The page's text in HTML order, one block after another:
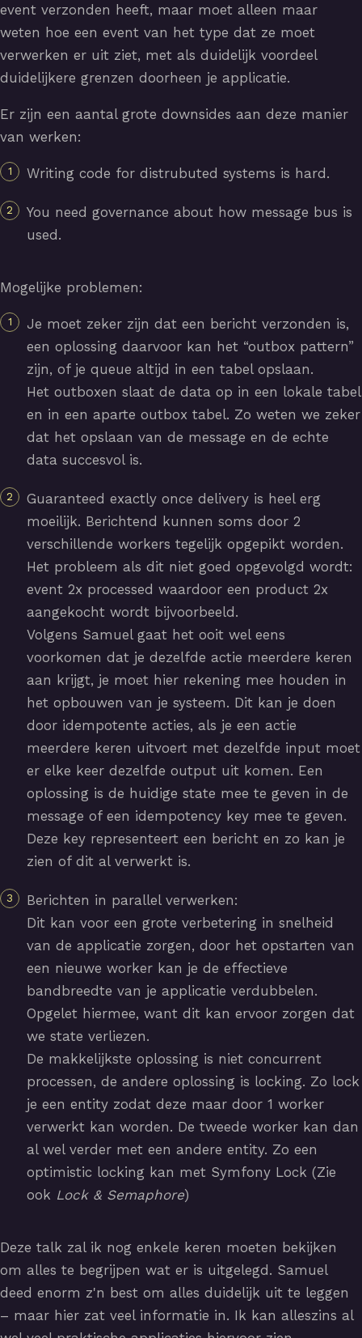
event verzonden heeft, maar moet alleen maar
weten hoe een event van het type dat ze moet
verwerken er uit ziet, met als duidelijk voordeel
duidelijkere grenzen doorheen je applicatie.
Er zijn een aantal grote downsides aan deze manier
van werken:
Writing code for distrubuted systems is hard.
You need governance about how message bus is
used.
Mogelijke problemen:
Je moet zeker zijn dat een bericht verzonden is,
een oplossing daarvoor kan het “outbox pattern”
zijn, of je queue altijd in een tabel opslaan.
Het outboxen slaat de data op in een lokale tabel
en in een aparte outbox tabel. Zo weten we zeker
dat het opslaan van de message en de echte
data succesvol is.
Guaranteed exactly once delivery is heel erg
moeilijk. Berichtend kunnen soms door 2
verschillende workers tegelijk opgepikt worden.
Het probleem als dit niet goed opgevolgd wordt:
event 2x processed waardoor een product 2x
aangekocht wordt bijvoorbeeld.
Volgens Samuel gaat het ooit wel eens
voorkomen dat je dezelfde actie meerdere keren
aan krijgt, je moet hier rekening mee houden in
het opbouwen van je systeem. Dit kan je doen
door idempotente acties, als je een actie
meerdere keren uitvoert met dezelfde input moet
er elke keer dezelfde output uit komen. Een
oplossing is de huidige state mee te geven in de
message of een idempotency key mee te geven.
Deze key representeert een bericht en zo kan je
zien of dit al verwerkt is.
Berichten in parallel verwerken:
Dit kan voor een grote verbetering in snelheid
van de applicatie zorgen, door het opstarten van
een nieuwe worker kan je de effectieve
bandbreedte van je applicatie verdubbelen.
Opgelet hiermee, want dit kan ervoor zorgen dat
we state verliezen.
De makkelijkste oplossing is niet concurrent
processen, de andere oplossing is locking. Zo lock
je een entity zodat deze maar door 1 worker
verwerkt kan worden. De tweede worker kan dan
al wel verder met een andere entity. Zo een
optimistic locking kan met Symfony Lock (Zie
ook Lock & Semaphore)
Deze talk zal ik nog enkele keren moeten bekijken
om alles te begrijpen wat er is uitgelegd. Samuel
deed enorm z'n best om alles duidelijk uit te leggen
– maar hier zat veel informatie in. Ik kan alleszins al